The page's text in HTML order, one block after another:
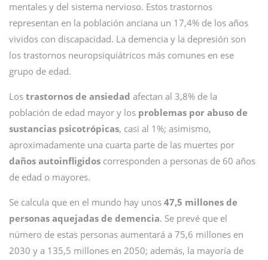
mentales y del sistema nervioso. Estos trastornos
representan en la población anciana un 17,4% de los años
vividos con discapacidad. La demencia y la depresión son
los trastornos neuropsiquiátricos más comunes en ese
grupo de edad.
Los trastornos de ansiedad afectan al 3,8% de la
población de edad mayor y los problemas por abuso de
sustancias psicotrópicas, casi al 1%; asimismo,
aproximadamente una cuarta parte de las muertes por
daños autoinfligidos corresponden a personas de 60 años
de edad o mayores.
Se calcula que en el mundo hay unos 47,5 millones de
personas aquejadas de demencia. Se prevé que el
número de estas personas aumentará a 75,6 millones en
2030 y a 135,5 millones en 2050; además, la mayoría de